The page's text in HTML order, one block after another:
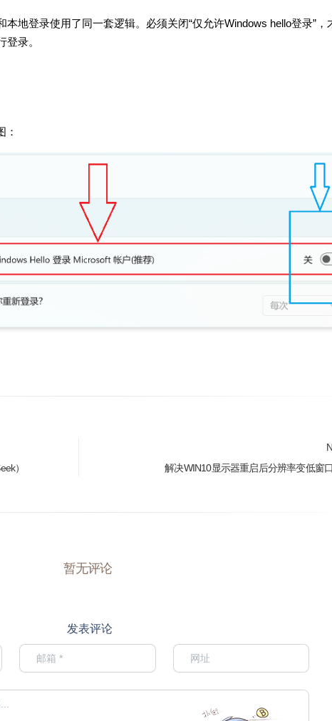
地登录使用了同一套逻辑。必须关闭“仅允许Windows hello登录”，
录。
：
）
解决WIN10显示器重启后分辨率变低窗
暂无评论
发表评论